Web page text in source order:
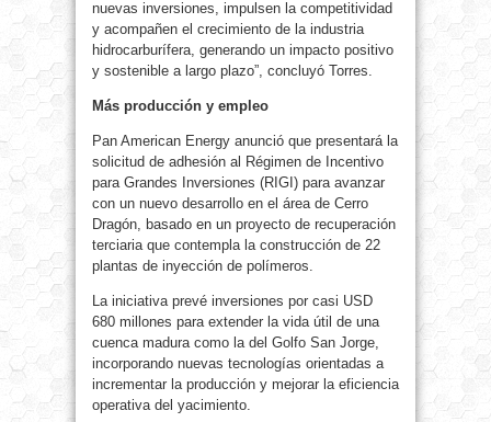
nuevas inversiones, impulsen la competitividad
y acompañen el crecimiento de la industria
hidrocarburífera, generando un impacto positivo
y sostenible a largo plazo”, concluyó Torres.
Más producción y empleo
Pan American Energy anunció que presentará la
solicitud de adhesión al Régimen de Incentivo
para Grandes Inversiones (RIGI) para avanzar
con un nuevo desarrollo en el área de Cerro
Dragón, basado en un proyecto de recuperación
terciaria que contempla la construcción de 22
plantas de inyección de polímeros.
La iniciativa prevé inversiones por casi USD
680 millones para extender la vida útil de una
cuenca madura como la del Golfo San Jorge,
incorporando nuevas tecnologías orientadas a
incrementar la producción y mejorar la eficiencia
operativa del yacimiento.